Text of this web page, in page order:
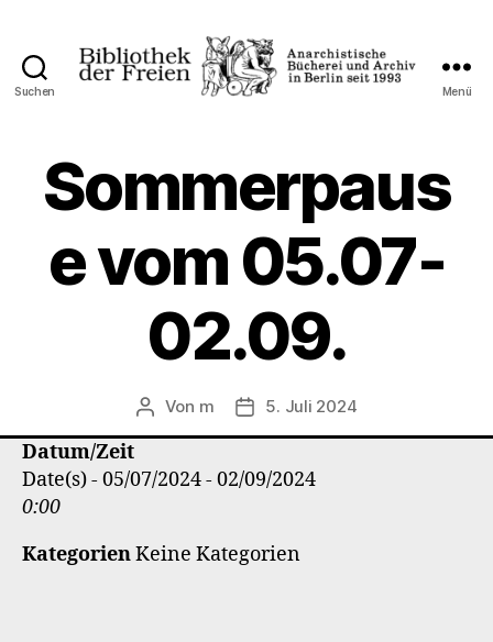
Suchen Menü
Sommerpaus
e vom 05.07-
02.09.
Beitragsautor
Von m Veröffentlichungsdatum
5. Juli 2024
Datum/Zeit
Date(s) - 05/07/2024 - 02/09/2024
0:00
KategorienKeine Kategorien